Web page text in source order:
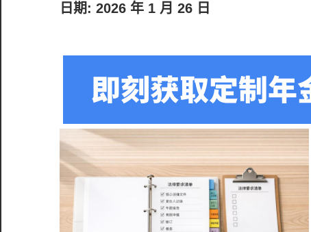
寿
保
险
指
美
保
务
社
日期: 2026 年 1 月 26 日